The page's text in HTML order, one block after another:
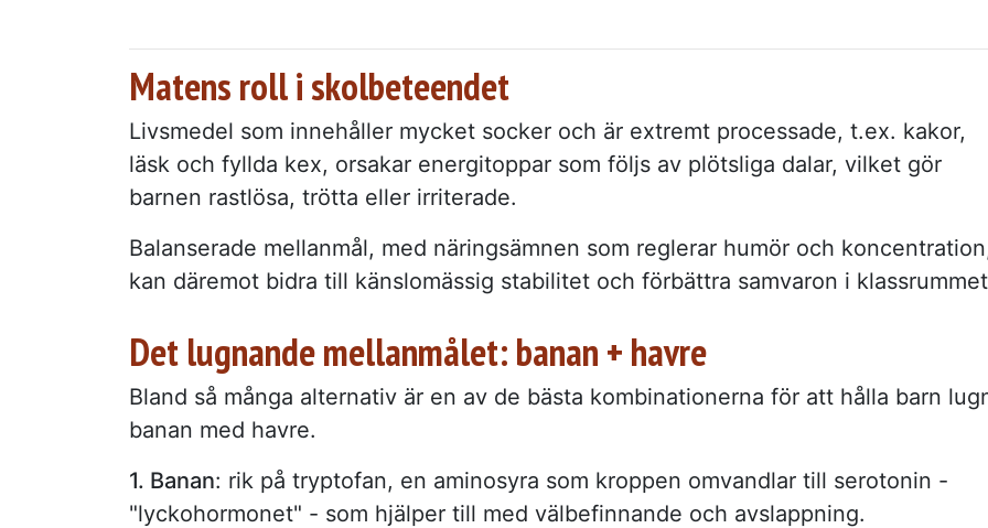
Matens roll i skolbeteendet
Livsmedel som innehåller mycket socker och är extremt processade, t.ex. kakor,
läsk och fyllda kex, orsakar energitoppar som följs av plötsliga dalar, vilket gör
barnen rastlösa, trötta eller irriterade.
Balanserade mellanmål, med näringsämnen som reglerar humör och
kan däremot bidra till känslomässig stabilitet och förbättra samvaron i
Det lugnande mellanmålet: banan + havre
Bland så många alternativ är en av de bästa kombinationerna för att hålla barn
banan med havre.
1. Banan: rik på tryptofan, en aminosyra som kroppen omvandlar till serotonin -
"lyckohormonet" - som hjälper till med välbefinnande och avslappning.